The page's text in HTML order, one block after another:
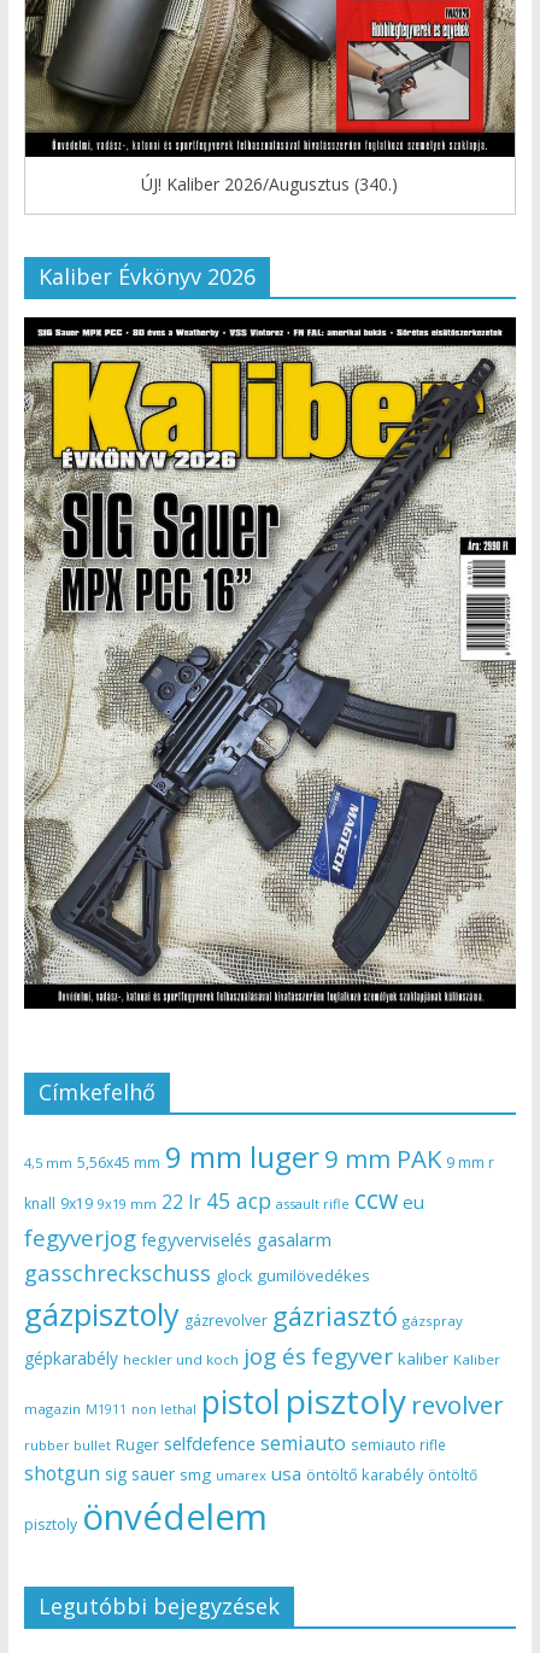
ÚJ! Kaliber 2026/Augusztus (340.)
Kaliber Évkönyv 2026
Címkefelhő
4,5 mm 5,56x45 mm 9 mm luger9 mm PAK 9 mm r
knall 9x19 9x19 mm 22 lr 45 acp assault rifle ccw eu
fegyverjog fegyverviselés gasalarm
gasschreckschuss glock gumilövedékes
gázpisztoly gázrevolver gázriasztó gázspray
gépkarabély heckler und koch jog és fegyver kaliber Kaliber
magazin M1911 non lethal pistol pisztoly revolver
rubber bullet Ruger selfdefence semiauto semiauto rifle
shotgun sig sauer smg umarex usa öntöltő karabély öntöltő
pisztoly önvédelem
Legutóbbi bejegyzések